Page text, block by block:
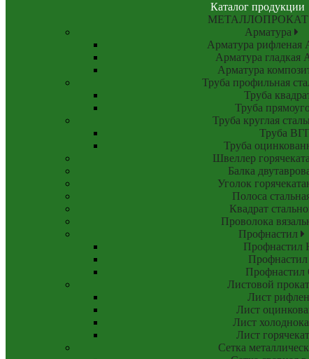
Каталог продукции
МЕТАЛЛОПРОКАТ
Арматура
Арматура
Арматура гладкая
Арматура
Труба профильная
Труба
Труба
Труба круглая
Труба
Труба
Швеллер
Балка
Уголок
Полоса
Квадрат
Проволока
Профнастил
Профнастил
Профнастил
Листовой прокат
Лист
Лист
Лист
Лист
Сетка